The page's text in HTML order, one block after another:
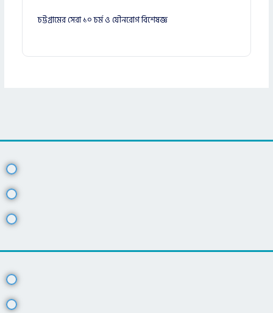
চট্টগ্রামের সেরা ১০ চর্ম ও যৌনরোগ বিশেষজ্ঞ